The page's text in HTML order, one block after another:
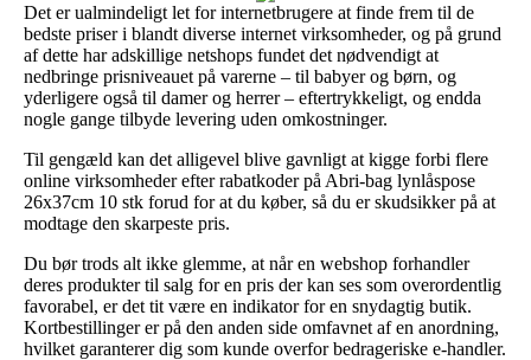
Det er ualmindeligt let for internetbrugere at finde frem til de
bedste priser i blandt diverse internet virksomheder, og på grund
af dette har adskillige netshops fundet det nødvendigt at
nedbringe prisniveauet på varerne – til babyer og børn, og
yderligere også til damer og herrer – eftertrykkeligt, og endda
nogle gange tilbyde levering uden omkostninger.
Til gengæld kan det alligevel blive gavnligt at kigge forbi flere
online virksomheder efter rabatkoder på Abri-bag lynlåspose
26x37cm 10 stk forud for at du køber, så du er skudsikker på at
modtage den skarpeste pris.
Du bør trods alt ikke glemme, at når en webshop forhandler
deres produkter til salg for en pris der kan ses som overordentlig
favorabel, er det tit være en indikator for en snydagtig butik.
Kortbestillinger er på den anden side omfavnet af en anordning,
hvilket garanterer dig som kunde overfor bedrageriske e-handler.